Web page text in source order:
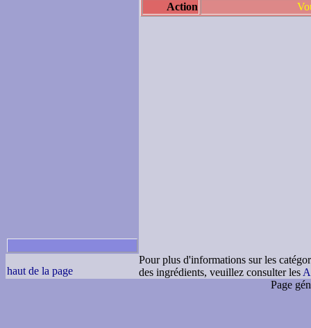
Action
haut de la page
Pour plus d'informations sur les
des ingrédients, veuillez consulter les
Page